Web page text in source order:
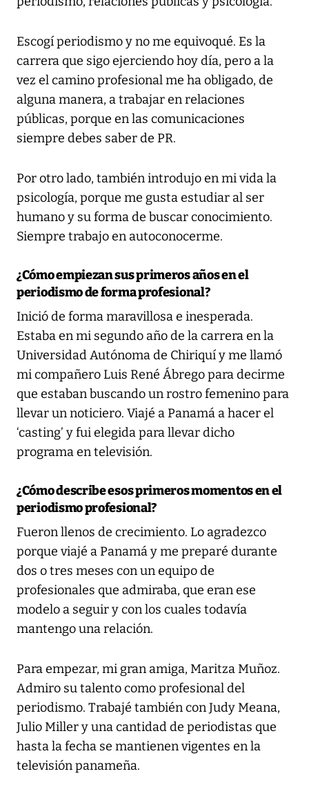
Escogí periodismo y no me equivoqué. Es la
carrera que sigo ejerciendo hoy día, pero a la
vez el camino profesional me ha obligado, de
alguna manera, a trabajar en relaciones
públicas, porque en las comunicaciones
siempre debes saber de PR.
Por otro lado, también introdujo en mi vida la
psicología, porque me gusta estudiar al ser
humano y su forma de buscar conocimiento.
Siempre trabajo en autoconocerme.
¿Cómo empiezan sus primeros años en el
periodismo de forma profesional?
Inició de forma maravillosa e inesperada.
Estaba en mi segundo año de la carrera en la
Universidad Autónoma de Chiriquí y me llamó
mi compañero Luis René Ábrego para decirme
que estaban buscando un rostro femenino para
llevar un noticiero. Viajé a Panamá a hacer el
‘casting’ y fui elegida para llevar dicho
programa en televisión.
¿Cómo describe esos primeros momentos en el
periodismo profesional?
Fueron llenos de crecimiento. Lo agradezco
porque viajé a Panamá y me preparé durante
dos o tres meses con un equipo de
profesionales que admiraba, que eran ese
modelo a seguir y con los cuales todavía
mantengo una relación.
Para empezar, mi gran amiga, Maritza Muñoz.
Admiro su talento como profesional del
periodismo. Trabajé también con Judy Meana,
Julio Miller y una cantidad de periodistas que
hasta la fecha se mantienen vigentes en la
televisión panameña.